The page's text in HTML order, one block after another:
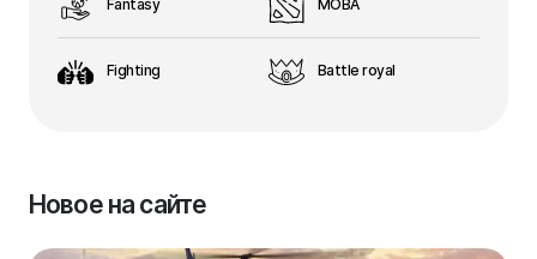
Fantasy
Fighting
MOBA
Battle royal
Новое на сайте